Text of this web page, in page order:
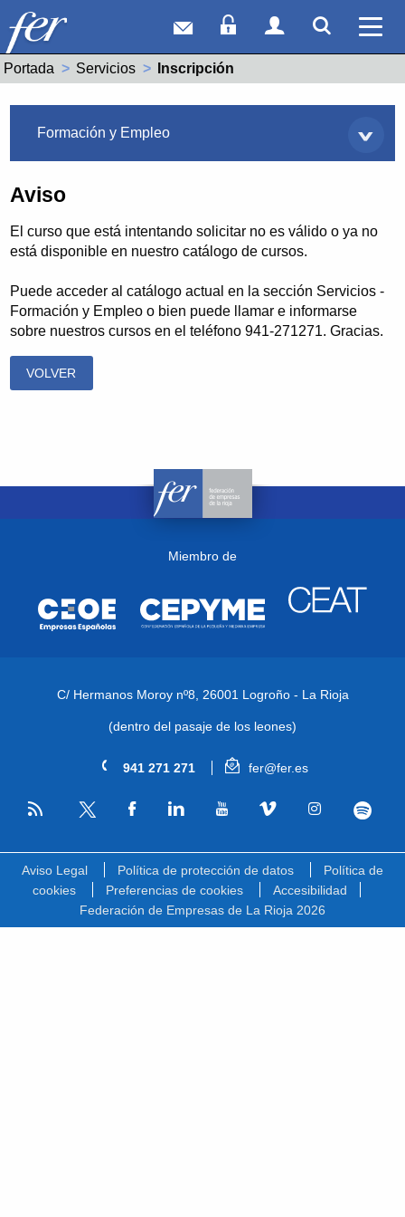
Correo webAcceso Socios
Acceso
Portada Servicios Actual:
Inscripción
Formación y Empleo
Aviso
El curso que está intentando solicitar no es válido o ya no
está disponible en nuestro catálogo de cursos.
Puede acceder al catálogo actual en la sección Servicios -
Formación y Empleo o bien puede llamar e informarse
sobre nuestros cursos en el teléfono 941-271271. Gracias.
VOLVER
Miembro de
C/ Hermanos Moroy nº8, 26001 Logroño - La Rioja
(dentro del pasaje de los leones)
941 271 271 fer@fer.es
RSS
Aviso Legal Política de protección de datos
Política de
cookies
Preferencias de cookies
Accesibilidad
Federación de Empresas de La Rioja 2026